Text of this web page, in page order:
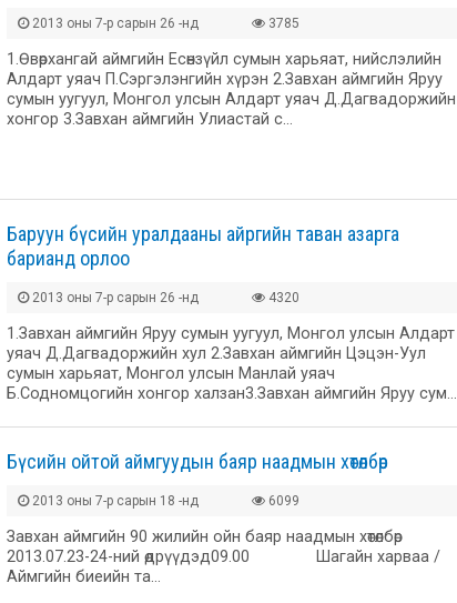
2013 оны 7-р сарын 26 -нд 3785
1.Өвөрхангай аймгийн Есөнзүйл сумын харьяат, нийслэлийн
Алдарт уяач П.Сэргэлэнгийн хүрэн 2.Завхан аймгийн Яруу
сумын уугуул, Монгол улсын Алдарт уяач Д.Дагвадоржийн
хонгор 3.Завхан аймгийн Улиастай с…
Баруун бүсийн уралдааны айргийн таван азарга
барианд орлоо
2013 оны 7-р сарын 26 -нд 4320
1.Завхан аймгийн Яруу сумын уугуул, Монгол улсын Алдарт
уяач Д.Дагвадоржийн хул 2.Завхан аймгийн Цэцэн-Уул
сумын харьяат, Монгол улсын Манлай уяач
Б.Содномцогийн хонгор халзан3.Завхан аймгийн Яруу сум…
Бүсийн ойтой аймгуудын баяр наадмын хөтөлбөр
2013 оны 7-р сарын 18 -нд 6099
Завхан аймгийн 90 жилийн ойн баяр наадмын хөтөлбөр
2013.07.23-24-ний өдрүүдэд09.00 Шагайн харваа /
Аймгийн биеийн та…